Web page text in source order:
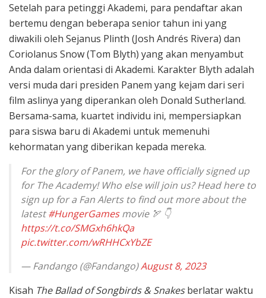
Setelah para petinggi Akademi, para pendaftar akan
bertemu dengan beberapa senior tahun ini yang
diwakili oleh Sejanus Plinth (Josh Andrés Rivera) dan
Coriolanus Snow (Tom Blyth) yang akan menyambut
Anda dalam orientasi di Akademi. Karakter Blyth adalah
versi muda dari presiden Panem yang kejam dari seri
film aslinya yang diperankan oleh Donald Sutherland.
Bersama-sama, kuartet individu ini, mempersiapkan
para siswa baru di Akademi untuk memenuhi
kehormatan yang diberikan kepada mereka.
For the glory of Panem, we have officially signed up
for The Academy! Who else will join us? Head here to
sign up for a Fan Alerts to find out more about the
latest#HungerGamesmovie 🏹 👇
https://t.co/SMGxh6hkQa
pic.twitter.com/wRHHCxYbZE
— Fandango (@Fandango)August 8, 2023
Kisah The Ballad of Songbirds & Snakesberlatar waktu